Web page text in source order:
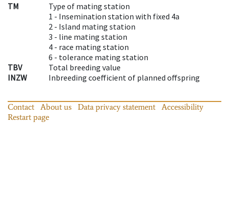
TM
Type of mating station
1 - Insemination station with fixed 4a
2 - Island mating station
3 - line mating station
4 - race mating station
6 - tolerance mating station
TBV
Total breeding value
INZW
Inbreeding coefficient of planned offspring
Contact About us Data privacy statement
Accessibility
Restart page